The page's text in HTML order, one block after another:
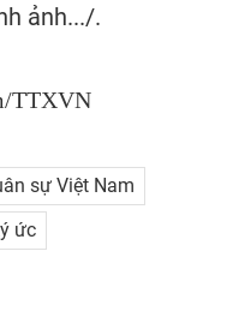
ảnh.../.
TTXVN
sự Việt Nam
ức